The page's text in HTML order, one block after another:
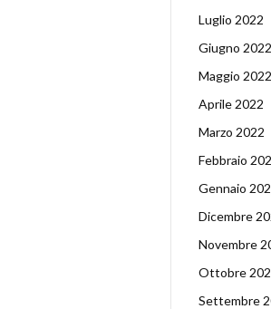
Luglio 2022
Giugno 2022
Maggio 2022
Aprile 2022
Marzo 2022
Febbraio
Gennaio
Dicembre
Novembre
Ottobre
Settembre